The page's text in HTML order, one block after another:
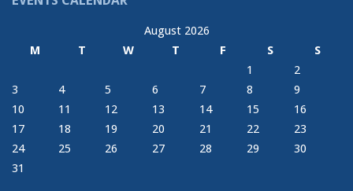
August 2026
M
T W T F S
S
1
2
3
4 5 6 7 8
9
10
11 12 13 14 15
16
17
18 19 20 21 22
23
24
25 26 27 28 29
30
31